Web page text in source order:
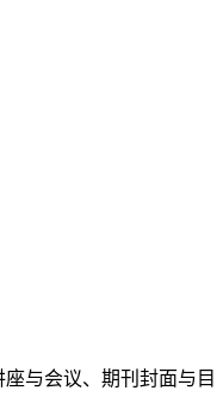
与会议、期刊封面与